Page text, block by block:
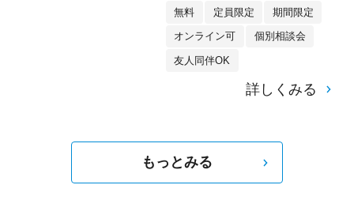
無料 定員限定 期間限定
オンライン可 個別相談会
友人同伴OK
詳しくみる
もっとみる